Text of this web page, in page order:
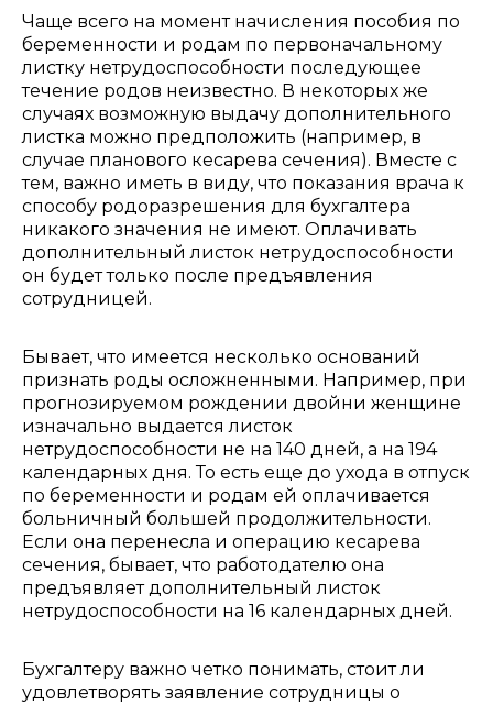
Чаще всего на момент начисления пособия по
беременности и родам по первоначальному
листку нетрудоспособности последующее
течение родов неизвестно. В некоторых же
случаях возможную выдачу дополнительного
листка можно предположить (например, в
случае планового кесарева сечения). Вместе с
тем, важно иметь в виду, что показания врача к
способу родоразрешения для бухгалтера
никакого значения не имеют. Оплачивать
дополнительный листок нетрудоспособности
он будет только после предъявления
сотрудницей.
Бывает, что имеется несколько оснований
признать роды осложненными. Например, при
прогнозируемом рождении двойни женщине
изначально выдается листок
нетрудоспособности не на 140 дней, а на 194
календарных дня. То есть еще до ухода в отпуск
по беременности и родам ей оплачивается
больничный большей продолжительности.
Если она перенесла и операцию кесарева
сечения, бывает, что работодателю она
предъявляет дополнительный листок
нетрудоспособности на 16 календарных дней.
Бухгалтеру важно четко понимать, стоит ли
удовлетворять заявление сотрудницы о